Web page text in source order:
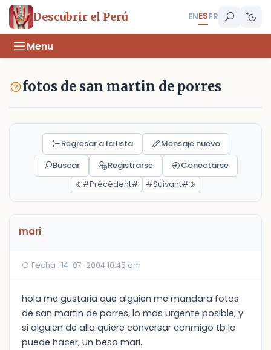
Descubrir el Perú ENESFR
Menu
fotos de san martin de porres
Regresar a la lista
Mensaje nuevo
Buscar
Registrarse
Conectarse
#Précédent#
#Suivant#
mari
Fecha : 14-07-2004 10:45 am
hola me gustaria que alguien me mandara fotos
de san martin de porres, lo mas urgente posible, y
si alguien de alla quiere conversar conmigo tb lo
puede hacer, un beso mari.